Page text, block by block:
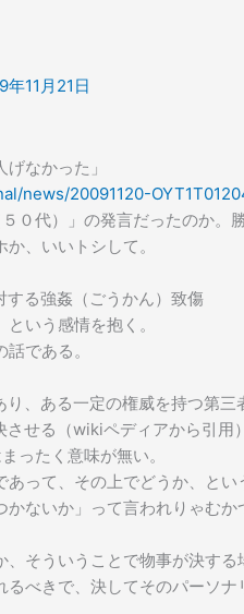
年11月21日
なかった」
news/20091120-
０代）」の発言だったのか。
、いいトシして。
る強姦（ごうかん）致傷
いう感情を抱く。
である。
、ある一定の権威を持つ第三
せる（wikiペディアから引用）
ったく意味が無い。
って、その上でどうか、とい
ないか」って言われりゃむ
そういうことで物事が決す
るべきで、決してそのパーソ